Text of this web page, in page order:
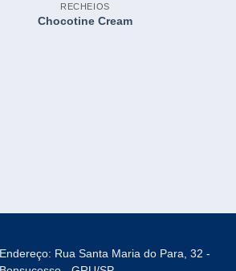
RECHEIOS
Chocotine Cream
Endereço: Rua Santa Maria do Para, 32 -